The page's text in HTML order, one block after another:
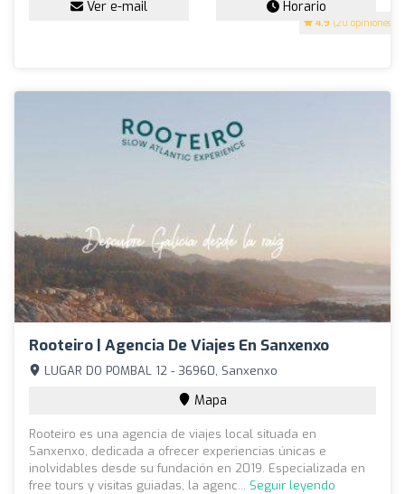
4.9 (20 opiniones)
Ver e-mail Horario
Rooteiro | Agencia De Viajes En Sanxenxo
LUGAR DO POMBAL 12 - 36960, Sanxenxo
Mapa
Rooteiro es una agencia de viajes local situada en
Sanxenxo, dedicada a ofrecer experiencias únicas e
inolvidables desde su fundación en 2019. Especializada en
free tours y visitas guiadas, la agenc... Seguir leyendo